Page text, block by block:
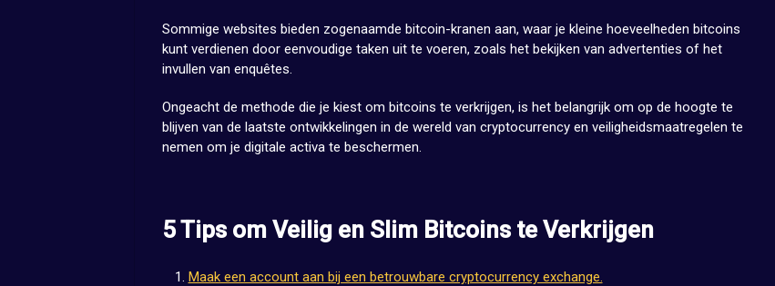
Sommige websites bieden zogenaamde bitcoin-kranen aan, waar je kleine hoeveelheden bitcoins
kunt verdienen door eenvoudige taken uit te voeren, zoals het bekijken van advertenties of het
invullen van enquêtes.
Ongeacht de methode die je kiest om bitcoins te verkrijgen, is het belangrijk om op de hoogte te
blijven van de laatste ontwikkelingen in de wereld van cryptocurrency en veiligheidsmaatregelen te
nemen om je digitale activa te beschermen.
5 Tips om Veilig en Slim Bitcoins te Verkrijgen
Maak een account aan bij een betrouwbare cryptocurrency exchange.